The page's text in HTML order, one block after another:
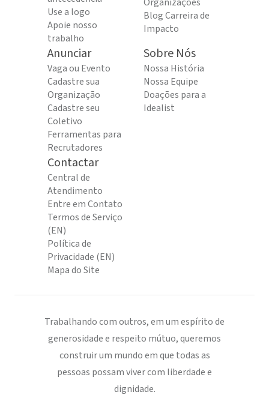
Use a logo
Apoie nosso
trabalho
Blog Carreira de
Impacto
Anunciar
Vaga ou Evento
Cadastre sua
Organização
Cadastre seu
Coletivo
Ferramentas para
Recrutadores
Sobre Nós
Nossa História
Nossa Equipe
Doações para a
Idealist
Contactar
Central de
Atendimento
Entre em Contato
Termos de Serviço
(EN)
Política de
Privacidade (EN)
Mapa do Site
Trabalhando com outros, em um espírito de
generosidade e respeito mútuo, queremos
construir um mundo em que todas as
pessoas possam viver com liberdade e
dignidade.